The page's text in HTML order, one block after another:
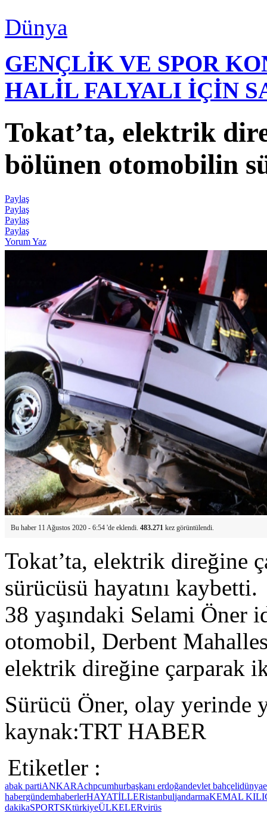
Dünya
GENÇLİK VE SPOR
HALİL FALYALI İÇİN
Tokat’ta, elektrik
bölünen otomobilin
Paylaş
Paylaş
Paylaş
Paylaş
Yorum Yaz
Bu haber 11 Ağustos 2020 - 6:54 'de eklendi. 483.271 kez görüntülendi.
Tokat’ta, elektrik direğine
sürücüsü hayatını kaybetti.
38 yaşındaki Selami Öner
otomobil, Derbent
elektrik direğine çarparak
Sürücü Öner, olay yerinde
kaynak:TRT HABER
Etiketler :
abak partiANKARAchpcumhurbaşkanı erdoğandevlet bahçelidünya
habergündemhaberlerHAYATİLLERistanbuljandarmaKEMAL
dakikaSPORTSKtürkiyeÜLKELERvirüs